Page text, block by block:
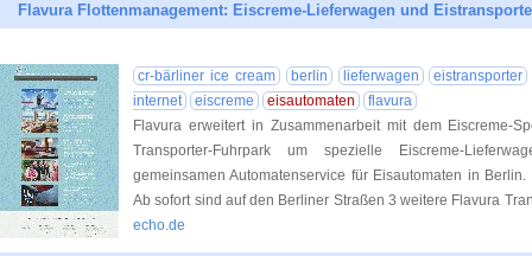
Flavura Flottenmanagement: Eiscreme-Lieferwagen und
cr-bärliner ice cream berlin lieferwagen
eistransporter
internet
eiscreme eisautomaten
flavura
Flavura erweitert in Zusammenarbeit mit dem Eiscreme-
Transporter-Fuhrpark um spezielle Eiscreme-
gemeinsamen Automatenservice für Eisautomaten in
Ab sofort sind auf den Berliner Straßen 3 weitere Flavura
echo.de